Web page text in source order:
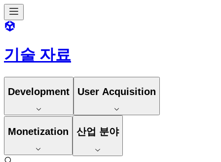
기술 자료
Development User Acquisition
Monetization 산업 분야